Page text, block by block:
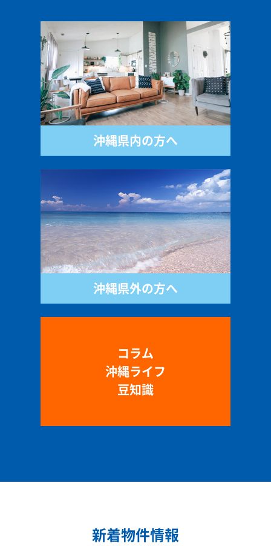
沖縄県内の方へ
沖縄県外の方へ
コラム
沖縄ライフ
豆知識
新着物件情報